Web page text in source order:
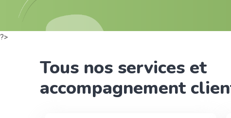
?>
Tous nos services et
accompagnement